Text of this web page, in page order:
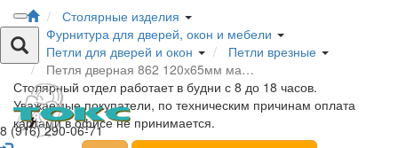
8 (916) 290-06-71
Столярные изделия
Фурнитура для дверей, окон и мебели
Петли для дверей и окон
Петли врезные
Петля дверная 862 120х65мм ма…
Столярный отдел работает в будни с 8 до 18 часов.
Уважаемые покупатели, по техническим причинам оплата
картами в офисе не принимается.